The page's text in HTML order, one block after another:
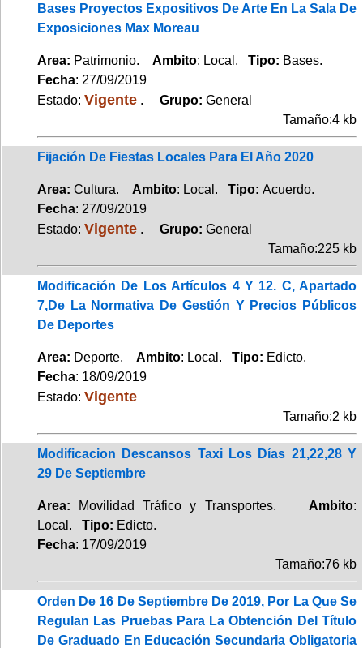
Bases Proyectos Expositivos De Arte En La Sala De
Exposiciones Max Moreau
Area: Patrimonio. Ambito: Local. Tipo: Bases.
Fecha: 27/09/2019
Estado: Vigente . Grupo: General
Tamaño:4 kb
Fijación De Fiestas Locales Para El Año 2020
Area: Cultura. Ambito: Local. Tipo: Acuerdo.
Fecha: 27/09/2019
Estado: Vigente . Grupo: General
Tamaño:225 kb
Modificación De Los Artículos 4 Y 12. C, Apartado
7,De La Normativa De Gestión Y Precios Públicos
De Deportes
Area: Deporte. Ambito: Local. Tipo: Edicto.
Fecha: 18/09/2019
Estado: Vigente
Tamaño:2 kb
Modificacion Descansos Taxi Los Días 21,22,28 Y
29 De Septiembre
Area: Movilidad Tráfico y Transportes. Ambito:
Local. Tipo: Edicto.
Fecha: 17/09/2019
Tamaño:76 kb
Orden De 16 De Septiembre De 2019, Por La Que Se
Regulan Las Pruebas Para La Obtención Del Título
De Graduado En Educación Secundaria Obligatoria